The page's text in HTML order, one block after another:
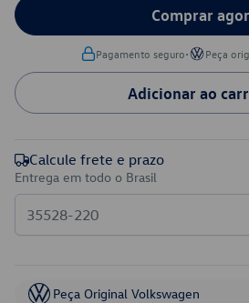
Comprar
Pagamento seguro• Peça
Adicionar ao
Calcule frete e prazo
Entrega em todo o Brasil
Peça Original Volkswagen